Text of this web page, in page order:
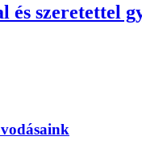
és szeretettel